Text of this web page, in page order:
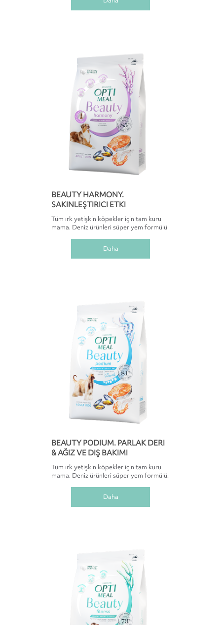
BEAUTY HARMONY.
SAKINLEŞTIRICI ETKI
Tüm ırk yetişkin köpekler için tam kuru
mama. Deniz ürünleri süper yem formülü
Daha
BEAUTY PODIUM. PARLAK DERI
& AĞIZ VE DIŞ BAKIMI
Tüm ırk yetişkin köpekler için tam kuru
mama. Deniz ürünleri süper yem formülü.
Daha